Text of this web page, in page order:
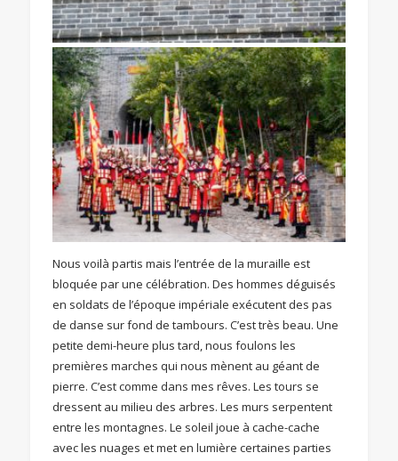
Nous voilà partis mais l’entrée de la muraille est
bloquée par une célébration. Des hommes déguisés
en soldats de l’époque impériale exécutent des pas
de danse sur fond de tambours. C’est très beau. Une
petite demi-heure plus tard, nous foulons les
premières marches qui nous mènent au géant de
pierre. C’est comme dans mes rêves. Les tours se
dressent au milieu des arbres. Les murs serpentent
entre les montagnes. Le soleil joue à cache-cache
avec les nuages et met en lumière certaines parties